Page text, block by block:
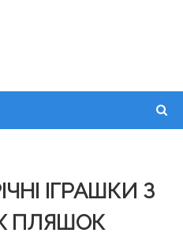
ІГРАШКИ З
ПЛЯШОК